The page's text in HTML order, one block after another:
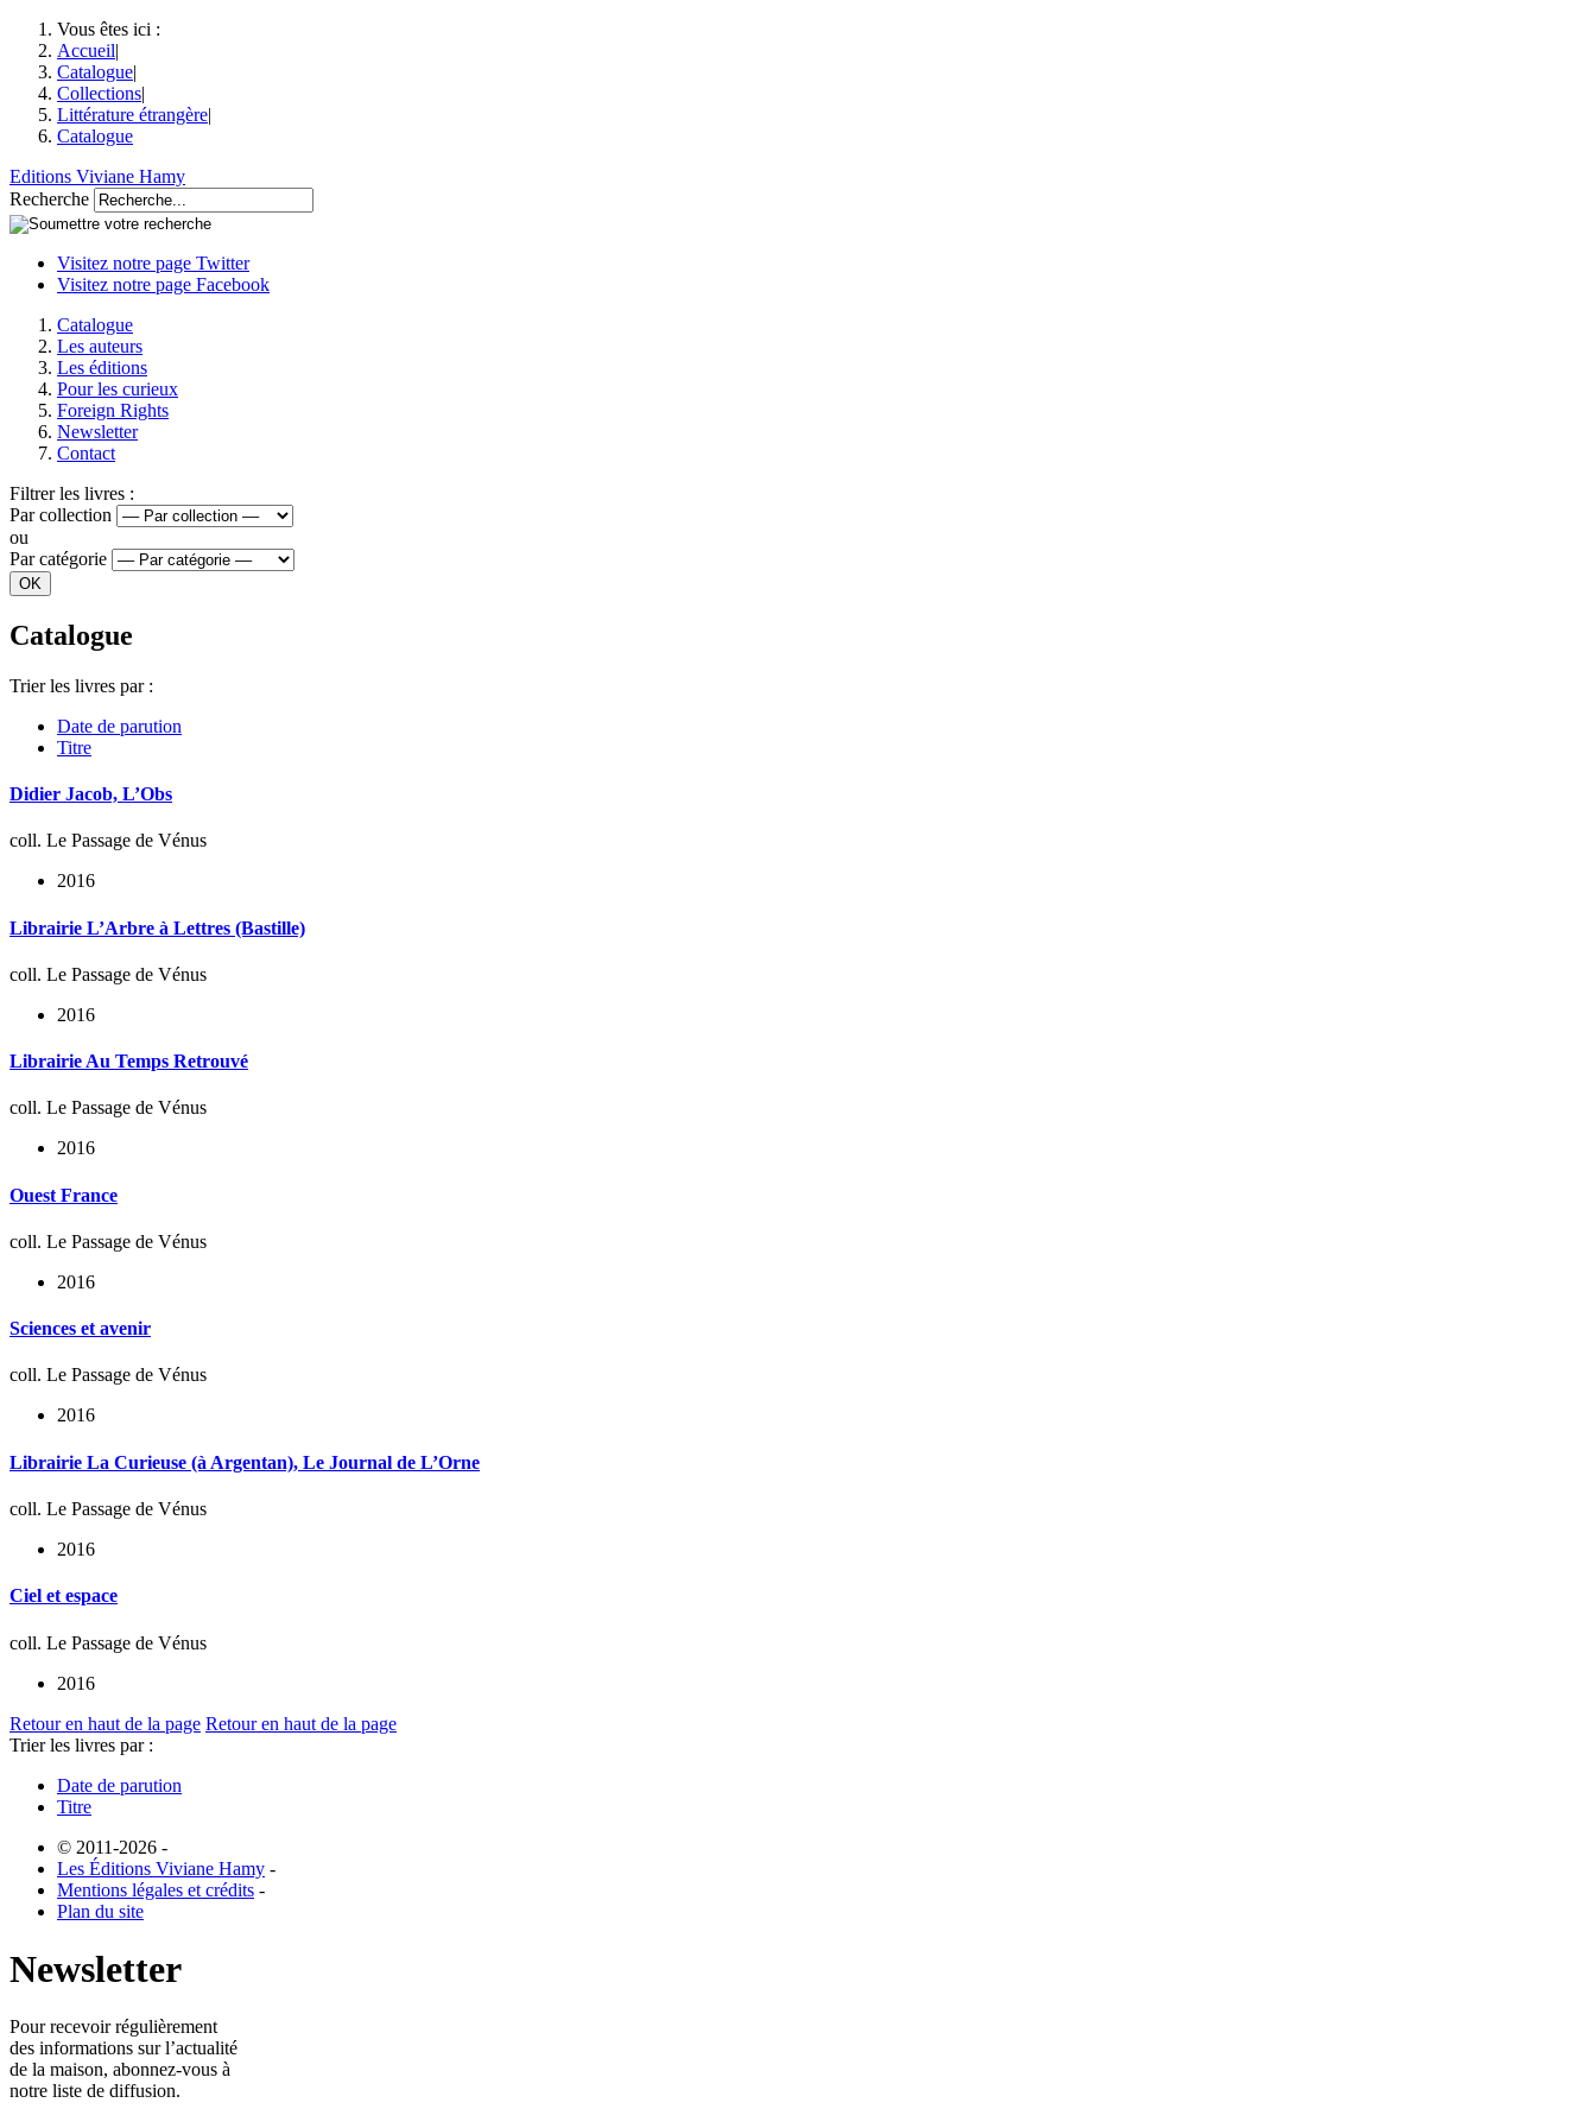
Vous êtes ici :
Accueil|
Catalogue|
Collections|
Littérature étrangère|
Catalogue
Editions Viviane Hamy
Recherche
Visitez notre page Twitter
Visitez notre page Facebook
Catalogue
Les auteurs
Les éditions
Pour les curieux
Foreign Rights
Newsletter
Contact
Filtrer les livres :
Par collection
ou
Par catégorie
Catalogue
Trier les livres par :
Date de parution
Titre
Didier Jacob, L’Obs
coll. Le Passage de Vénus
2016
Librairie L’Arbre à Lettres (Bastille)
coll. Le Passage de Vénus
2016
Librairie Au Temps Retrouvé
coll. Le Passage de Vénus
2016
Ouest France
coll. Le Passage de Vénus
2016
Sciences et avenir
coll. Le Passage de Vénus
2016
Librairie La Curieuse (à Argentan), Le Journal de L’Orne
coll. Le Passage de Vénus
2016
Ciel et espace
coll. Le Passage de Vénus
2016
Retour en haut de la page Retour en haut de la page
Trier les livres par :
Date de parution
Titre
© 2011-2026 -
Les Éditions Viviane Hamy -
Mentions légales et crédits -
Plan du site
Newsletter
Pour recevoir régulièrement
des informations sur l’actualité
de la maison, abonnez-vous à
notre liste de diffusion.